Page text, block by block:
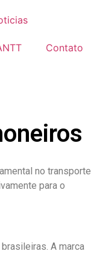
Contato
no transporte
para o
A marca